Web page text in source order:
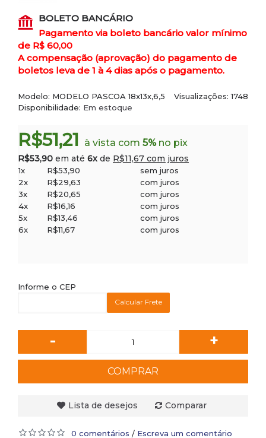
BOLETO BANCÁRIO
Pagamento via boleto bancário valor mínimo
de R$ 60,00
A compensação (aprovação) do pagamento de
boletos leva de 1 à 4 dias após o pagamento.
Visualizações: 1748
Modelo: MODELO PASCOA 18x13x,6,5
Disponibilidade: Em estoque
R$51,21 à vista com 5%no pix
R$53,90 em até 6x de R$11,67 com juros
1x R$53,90
sem juros
2x
R$29,63
com juros
3x
R$20,65
com juros
4x
R$16,16
com juros
5x
R$13,46
com juros
6x
R$11,67 com juros
Informe o CEP
Calcular Frete
- +
COMPRAR
Lista de desejos Comparar
0 comentários / Escreva um comentário